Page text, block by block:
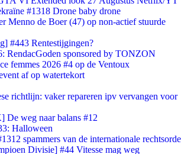
#1318 Drone baby drone
Menno de Boer (47) op non-actief stuurde
#443 Rentestijgingen?
RendacGoden sponsored by TONZON
femmes 2026 #4 op de Ventoux
af op watertekort
richtlijn: vaker repareren ipv vervangen voor
weg naar balans #12
Halloween
spammers van de internationale rechtsorde
Divisie] #44 Vitesse mag weg